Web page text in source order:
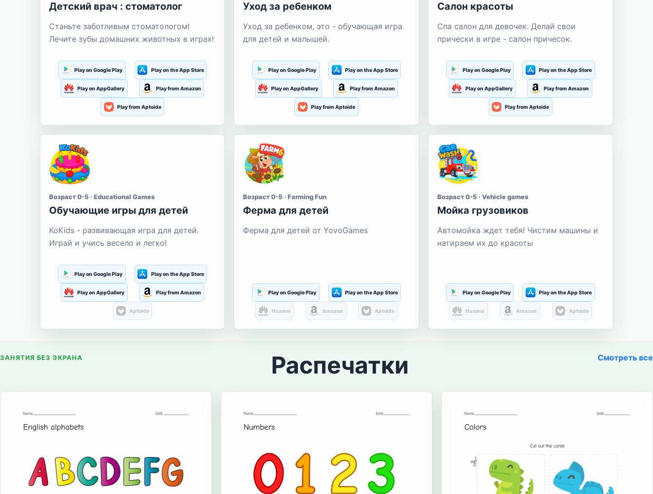
Детский врач : стоматолог
Станьте заботливым стоматологом!
Лечите зубы домашних животных в играх!
Play on Google Play Play on the App Store
Play on AppGallery Play from Amazon
Play from Aptoide
Уход за ребенком
Уход за ребенком, это - обучающая игра
для детей и малышей.
Play on Google Play Play on the App Store
Play on AppGallery Play from Amazon
Play from Aptoide
Салон красоты
Спа салон для девочек. Делай свои
прически в игре - салон причесок.
Play on Google Play Play on the App Store
Play on AppGallery Play from Amazon
Play from Aptoide
Возраст 0-5 · Educational Games
Обучающие игры для детей
KoKids - развивающая игра для детей.
Играй и учись весело и легко!
Play on Google Play Play on the App Store
Play on AppGallery Play from Amazon
Aptoide
Возраст 0-5 · Farming Fun
Ферма для детей
Ферма для детей от YovoGames
Play on Google Play Play on the App Store
Huawei Amazon Aptoide
Возраст 0-5 · Vehicle games
Мойка грузовиков
Автомойка ждет тебя! Чистим машины и
натираем их до красоты
Play on Google Play Play on the App Store
Huawei Amazon Aptoide
ЗАНЯТИЯ БЕЗ ЭКРАНА Распечатки Смотреть все